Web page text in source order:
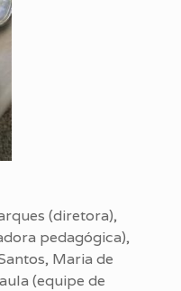
(diretora),
pedagógica),
Maria de
(equipe de